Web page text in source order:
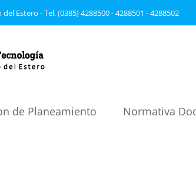
Estero - Tel. (0385) 4288500 - 4288501 - 4288502
de Planeamiento Normativa